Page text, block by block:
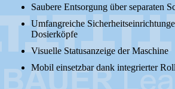
Saubere Entsorgung über separaten
Umfangreiche
Dosierköpfe
Visuelle Statusanzeige der Maschine
Mobil einsetzbar dank integrierter